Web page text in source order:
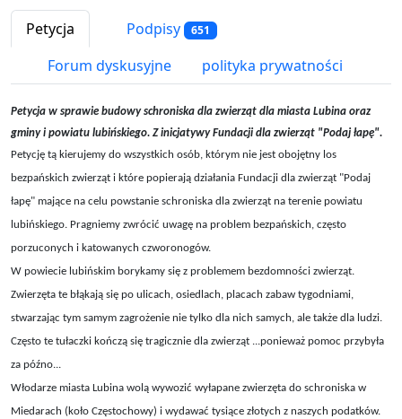
Petycja Podpisy 651
Forum dyskusyjne polityka prywatności
Petycja w sprawie budowy schroniska dla zwierząt dla miasta Lubina oraz
gminy i powiatu lubińskiego. Z inicjatywy Fundacji dla zwierząt "Podaj łapę".
Petycję tą kierujemy do wszystkich osób, którym nie jest obojętny los
bezpańskich zwierząt i które popierają działania Fundacji dla zwierząt "Podaj
łapę" mające na celu powstanie schroniska dla zwierząt na terenie powiatu
lubińskiego. Pragniemy zwrócić uwagę na problem bezpańskich, często
porzuconych i katowanych czworonogów.
W powiecie lubińskim borykamy się z problemem bezdomności zwierząt.
Zwierzęta te błąkają się po ulicach, osiedlach, placach zabaw tygodniami,
stwarzając tym samym zagrożenie nie tylko dla nich samych, ale także dla ludzi.
Często te tułaczki kończą się tragicznie dla zwierząt ...ponieważ pomoc przybyła
za późno...
Włodarze miasta Lubina wolą wywozić wyłapane zwierzęta do schroniska w
Miedarach (koło Częstochowy) i wydawać tysiące złotych z naszych podatków.